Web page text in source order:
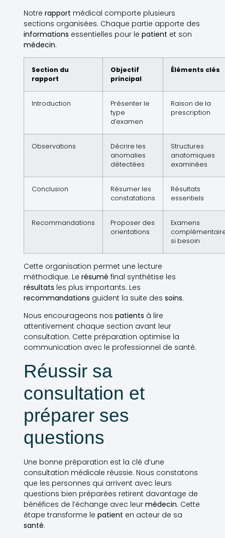
Notre rapport médical comporte plusieurs
sections organisées. Chaque partie apporte des
informations essentielles pour le patient et son
médecin.
Section du
rapport
Objectif
principal
Éléments clés
Introduction
Présenter le
type
d’examen
Raison de la
prescription
Observations
Décrire les
anomalies
détectées
Structures
anatomiques
examinées
Conclusion
Résumer les
constatations
Résultats
essentiels
Recommandations
Proposer des
orientations
Examens
si besoin
Cette organisation permet une lecture
méthodique. Le résumé final synthétise les
résultats les plus importants. Les
recommandations guident la suite des soins.
Nous encourageons nos patients à lire
attentivement chaque section avant leur
consultation. Cette préparation optimise la
communication avec le professionnel de santé.
Réussir sa
consultation et
préparer ses
questions
Une bonne préparation est la clé d’une
consultation médicale réussie. Nous constatons
que les personnes qui arrivent avec leurs
questions bien préparées retirent davantage de
bénéfices de l’échange avec leur médecin. Cette
étape transforme le patient en acteur de sa
santé.